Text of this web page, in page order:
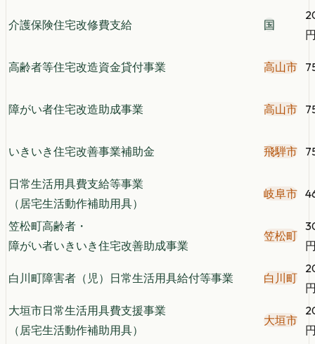
介護保険住宅改修費支給 国
高齢者等住宅改造資金貸付事業 高山市
障がい者住宅改造助成事業 高山市
いきいき住宅改善事業補助金 飛騨市
日常生活用具費支給等事業
（居宅生活動作補助用具）
岐阜市
笠松町高齢者・
障がい者いきいき住宅改善助成事業
笠松町
白川町障害者（児）日常生活用具給付等事業 白川町
大垣市日常生活用具費支援事業
（居宅生活動作補助用具）
大垣市